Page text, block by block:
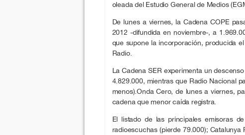
oleada del Estudio General de Medios
De lunes a viernes, la Cadena COPE
2012 -difundida en noviembre-, a
que supone la incorporación, producida
Radio.
La Cadena SER experimenta un
4.829.000, mientras que Radio Nacional
menos).Onda Cero, de lunes a viernes,
cadena que menor caída registra.
El listado de las principales emisoras
radioescuchas (pierde 79.000);